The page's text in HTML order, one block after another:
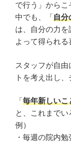
で行う」からこ
中でも、「自分
は、自分の力
よって得られる
スタッフが自
トを考え出し
「毎年新しいこ
と、これまでい
例）
・毎週の院内勉